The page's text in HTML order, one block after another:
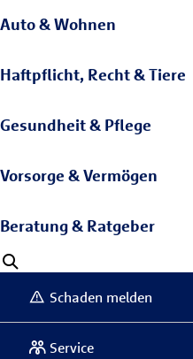
Auto & Wohnen
Haftpflicht, Recht & Tiere
Gesundheit & Pflege
Vorsorge & Vermögen
Beratung & Ratgeber
Schaden melden
Service